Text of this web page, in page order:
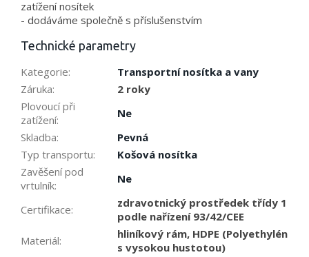
zatížení nosítek
- dodáváme společně s příslušenstvím
Technické parametry
Kategorie:
Transportní nosítka a vany
Záruka:
2 roky
Plovoucí při
zatížení:
Ne
Skladba:
Pevná
Typ transportu:
Košová nosítka
Zavěšení pod
vrtulník: Ne
Certifikace:
zdravotnický prostředek třídy 1
podle nařízení 93/42/CEE
Materiál:
hliníkový rám, HDPE (Polyethylén
s vysokou hustotou)